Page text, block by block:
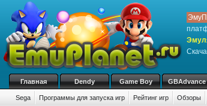
Главная Dendy Game Boy GBAdvance
Sega Программы для запуска игр Рейтинг игр Обзоры